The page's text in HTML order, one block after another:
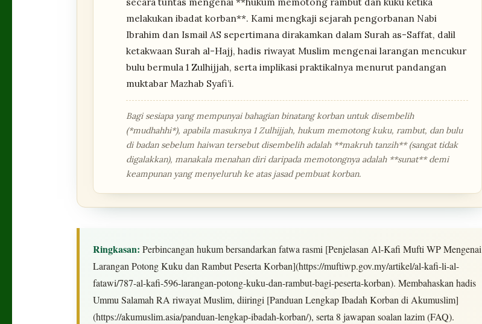
melakukan ibadat korban**. Kami mengkaji sejarah pengorbanan Nabi
Ibrahim dan Ismail AS sepertimana dirakamkan dalam Surah as-Saffat, dalil
ketakwaan Surah al-Hajj, hadis riwayat Muslim mengenai larangan mencukur
bulu bermula 1 Zulhijjah, serta implikasi praktikalnya menurut pandangan
muktabar Mazhab Syafi’i.
Bagi sesiapa yang mempunyai bahagian binatang korban untuk disembelih
(*mudhahhi*), apabila masuknya 1 Zulhijjah, hukum memotong kuku, rambut, dan bulu
di badan sebelum haiwan tersebut disembelih adalah **makruh tanzih** (sangat tidak
digalakkan), manakala menahan diri daripada memotongnya adalah **sunat** demi
keampunan yang menyeluruh ke atas jasad pembuat korban.
Ringkasan: Perbincangan hukum bersandarkan fatwa rasmi [Penjelasan Al-Kafi Mufti WP Mengenai
Larangan Potong Kuku dan Rambut Peserta Korban](https://muftiwp.gov.my/artikel/al-kafi-li-al-
fatawi/787-al-kafi-596-larangan-potong-kuku-dan-rambut-bagi-peserta-korban). Membahaskan hadis
Ummu Salamah RA riwayat Muslim, diiringi [Panduan Lengkap Ibadah Korban di Akumuslim]
(https://akumuslim.asia/panduan-lengkap-ibadah-korban/), serta 8 jawapan soalan lazim (FAQ).